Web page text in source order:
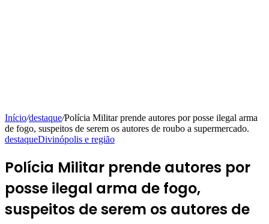
Início/destaque/Polícia Militar prende autores por posse ilegal arma
de fogo, suspeitos de serem os autores de roubo a supermercado.
destaqueDivinópolis e região
Polícia Militar prende autores por
posse ilegal arma de fogo,
suspeitos de serem os autores de